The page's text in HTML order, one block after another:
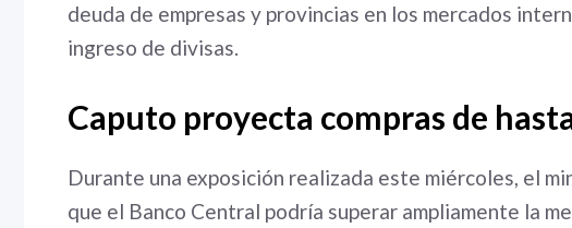
deuda de empresas y provincias en los mercados
ingreso de divisas.
Caputo proyecta compras de
Durante una exposición realizada este miércoles, el
que el Banco Central podría superar ampliamente la